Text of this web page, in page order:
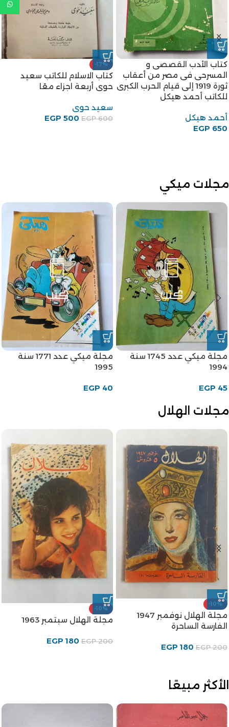
كتاب الأدب القصصى و
المسرحى فى مصر من أعقاب
ثورة 1919 إلى قيام الحرب الكبرى
للكاتب أحمد هيكل
أحمد هيكل
EGP 650
-17%
كتاب الاسلام للكاتب سعيد
حوى أربعة اجزاء معًا
سعيد حوى
EGP600
EGP 500
مجلات ميكي
مجلة ميكي عدد 1745 سنة
1994
EGP 45
مجلة ميكي عدد 1771 سنة
1995
EGP 40
مجلات الهلال
-10%
مجلة الهلال نوفمبر 1947
الفارسة الساحرة
EGP200
EGP 180
-10%
مجلة الهلال سبتمبر 1963
EGP200
EGP 180
الأكثر مبيعًا